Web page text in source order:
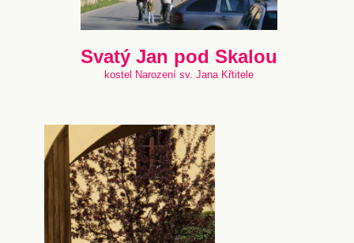
Svatý Jan pod Skalou
kostel Narození sv. Jana Křtitele